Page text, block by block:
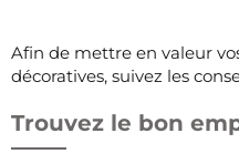
Afin de mettre en valeur
décoratives, suivez les
Trouvez le bon